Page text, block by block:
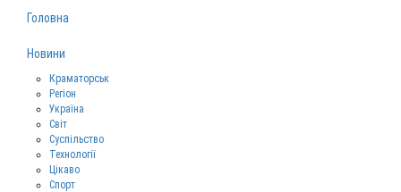
Головна
Новини
Краматорськ
Регіон
Україна
Світ
Суспільство
Технології
Цікаво
Спорт